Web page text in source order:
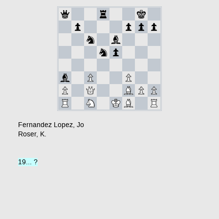
Fernandez Lopez, Jo
Roser, K.
19... ?